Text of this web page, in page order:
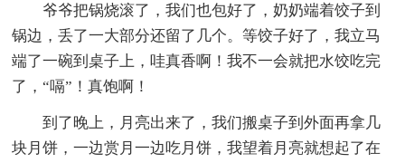
爷爷把锅烧滚了，我们也包好了，奶奶端着饺子到
锅边，丢了一大部分还留了几个。等饺子好了，我立马
端了一碗到桌子上，哇真香啊！我不一会就把水饺吃完
了，“嗝”！真饱啊！
到了晚上，月亮出来了，我们搬桌子到外面再拿几
块月饼，一边赏月一边吃月饼，我望着月亮就想起了在